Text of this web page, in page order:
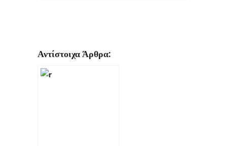
Αντίστοιχα Άρθρα: